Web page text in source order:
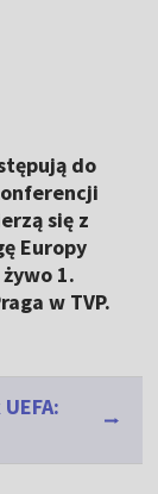
do
się z
Europy
1.
w TVP.